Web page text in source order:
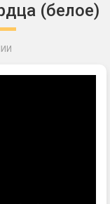
(белое)